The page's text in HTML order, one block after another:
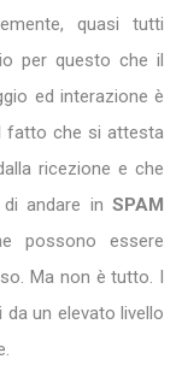
quasi tutti
per questo che il
ed interazione è
fatto che si attesta
ricezione e che
andare in SPAM
possono essere
Ma non è tutto. I
un elevato livello